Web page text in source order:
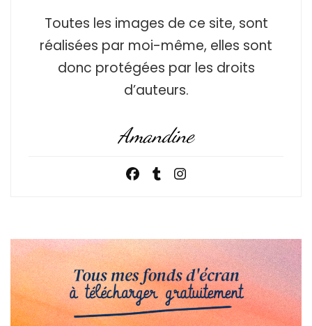
Toutes les images de ce site, sont
réalisées par moi-même, elles sont
donc protégées par les droits
d’auteurs.
Amandine